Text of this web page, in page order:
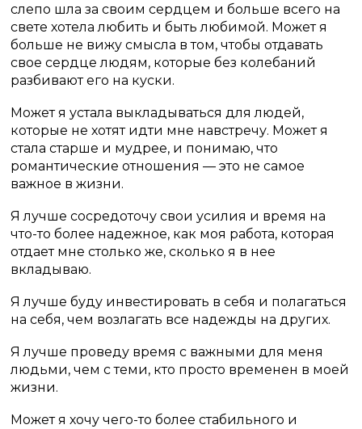
слепо шла за своим сердцем и больше всего на
свете хотела любить и быть любимой. Может я
больше не вижу смысла в том, чтобы отдавать
свое сердце людям, которые без колебаний
разбивают его на куски.
Может я устала выкладываться для людей,
которые не хотят идти мне навстречу. Может я
стала старше и мудрее, и понимаю, что
романтические отношения — это не самое
важное в жизни.
Я лучше сосредоточу свои усилия и время на
что-то более надежное, как моя работа, которая
отдает мне столько же, сколько я в нее
вкладываю.
Я лучше буду инвестировать в себя и полагаться
на себя, чем возлагать все надежды на других.
Я лучше проведу время с важными для меня
людьми, чем с теми, кто просто временен в моей
жизни.
Может я хочу чего-то более стабильного и